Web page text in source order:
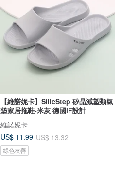
【維諾妮卡】SilicStep 矽晶減塑類氣
墊家居拖鞋-米灰 德國iF設計
維諾妮卡
US$ 11.99 US$ 13.32
綠色友善